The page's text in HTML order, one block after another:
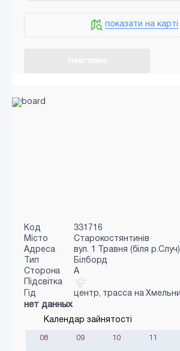
показати на карті
Код
331716
Місто
Старокостянтинів
Адреса
вул. 1 Травня (біля р.Случ)
Тип
Білборд
Сторона
A
Підсвітка
Гід
центр, трасса на
нет данных
Календар зайнятості
08 09 10 11